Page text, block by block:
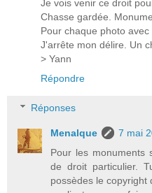
Je vois venir ce droit
Chasse gardée.
Pour chaque photo
J'arrête mon délire. Un
> Yann
Répondre
Réponses
Menalque
7 mai
Pour les monuments
de droit particulier.
possèdes le copyright